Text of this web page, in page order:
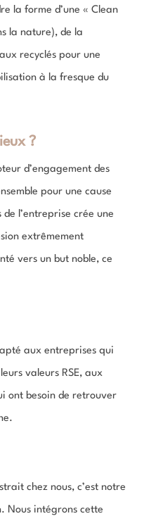
la forme d’une « Clean
la nature), de la
recyclés pour une
à la fresque du
?
d’engagement des
pour une cause
l’entreprise crée une
extrêmement
vers un but noble, ce
aux entreprises qui
valeurs RSE, aux
ont besoin de retrouver
chez nous, c’est notre
Nous intégrons cette